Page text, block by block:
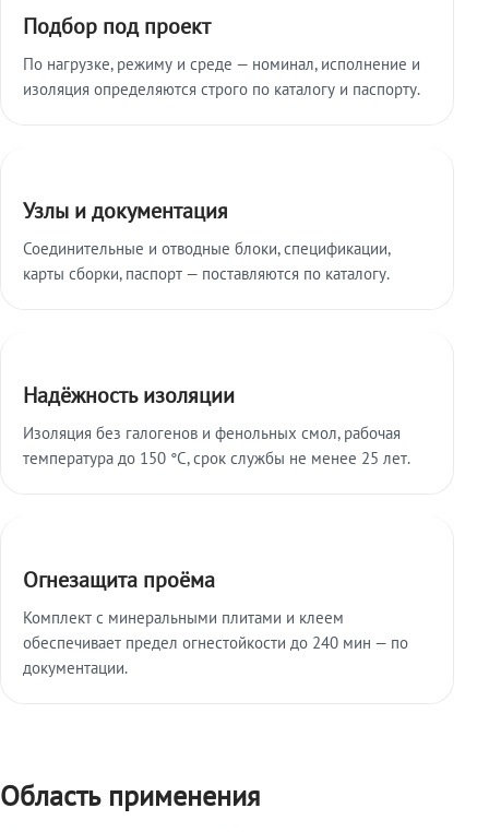
Подбор под проект
По нагрузке, режиму и среде — номинал, исполнение и
изоляция определяются строго по каталогу и паспорту.
Узлы и документация
Соединительные и отводные блоки, спецификации,
карты сборки, паспорт — поставляются по каталогу.
Надёжность изоляции
Изоляция без галогенов и фенольных смол, рабочая
температура до 150 °C, срок службы не менее 25 лет.
Огнезащита проёма
Комплект с минеральными плитами и клеем
обеспечивает предел огнестойкости до 240 мин — по
документации.
Область применения